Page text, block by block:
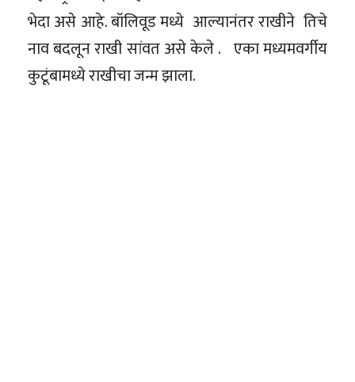
भेदा असे आहे. बॉलिवूड मध्ये आल्यानंतर राखीने तिचे
नाव बदलून राखी सांवत असे केले . एका मध्यमवर्गीय
कुटूंबामध्ये राखीचा जन्म झाला.